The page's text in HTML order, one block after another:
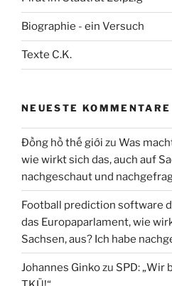
Biographie - ein Versuch
Texte C.K.
NEUESTE KOMMENTARE
Đồng hồ thế giới zu Was
wie wirkt sich das, auch auf
nachgeschaut und
Football prediction software
das Europaparlament, wie
Sachsen, aus? Ich habe
Johannes Ginkozu SPD: „Wir